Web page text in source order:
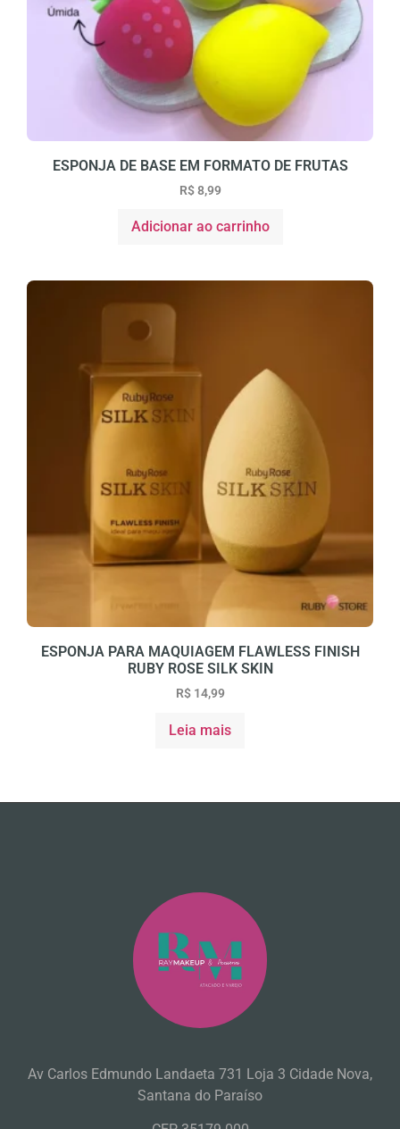
ESPONJA DE BASE EM FORMATO DE FRUTAS
R$8,99
Adicionar ao carrinho
ESPONJA PARA MAQUIAGEM FLAWLESS FINISH
RUBY ROSE SILK SKIN
R$14,99
Leia mais
Av Carlos Edmundo Landaeta 731 Loja 3 Cidade Nova,
Santana do Paraíso